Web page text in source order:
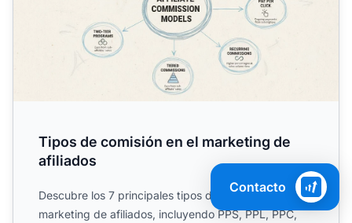
Tipos de comisión en el marketing de
afiliados
Descubre los 7 principales tipos de comisiones en
marketing de afiliados, incluyendo PPS, PPL, PPC,
Contacto